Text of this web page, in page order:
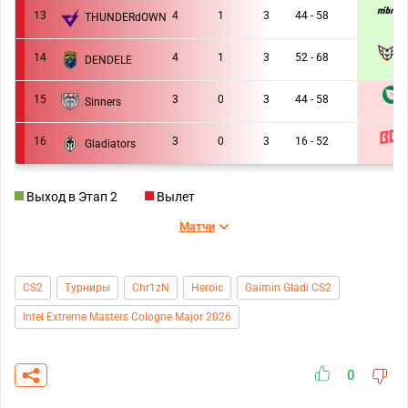
13 THUNDERdOWN 4 1 3 44 - 58
14 DENDELE 4 1 3 52 - 68
15 Sinners 3 0 3 44 - 58
16 Gladiators 3 0 3 16 - 52
Выход в Этап 2 Вылет
Матчи
CS2 Турниры Chr1zN Heroic Gaimin Gladi CS2
Intel Extreme Masters Cologne Major 2026
0